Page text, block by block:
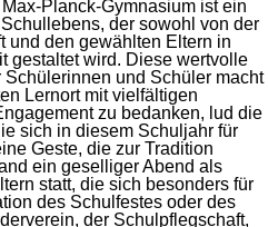
Planck-Gymnasium ist ein
der sowohl von der
und den gewählten Eltern in
gestaltet wird. Diese wertvolle
und Schüler macht
Lernort mit vielfältigen
zu bedanken, lud die
sich in diesem Schuljahr für
Geste, die zur Tradition
ein geselliger Abend als
statt, die sich besonders für
des Schulfestes oder des
der Schulpflegschaft,